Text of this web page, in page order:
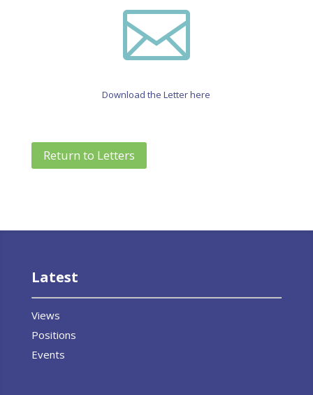

Download the Letter here
Return to Letters
Latest
Views
Positions
Events